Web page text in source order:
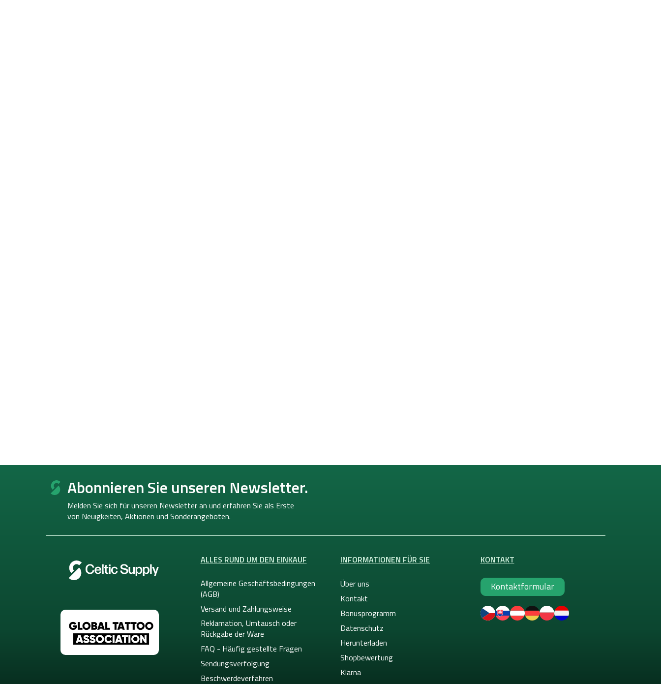
F
Abonnieren Sie unseren Newsletter.
Melden Sie sich für unseren Newsletter an und erfahren Sie als Erste
von Neuigkeiten, Aktionen und Sonderangeboten.
ALLES RUND UM DEN EINKAUF
Allgemeine Geschäftsbedingungen
(AGB)
Versand und Zahlungsweise
Reklamation, Umtausch oder
Rückgabe der Ware
FAQ - Häufig gestellte Fragen
Sendungsverfolgung
Beschwerdeverfahren
INFORMATIONEN FÜR SIE
Über uns
Kontakt
Bonusprogramm
Datenschutz
Herunterladen
Shopbewertung
Klarna
KONTAKT
Kontaktformular